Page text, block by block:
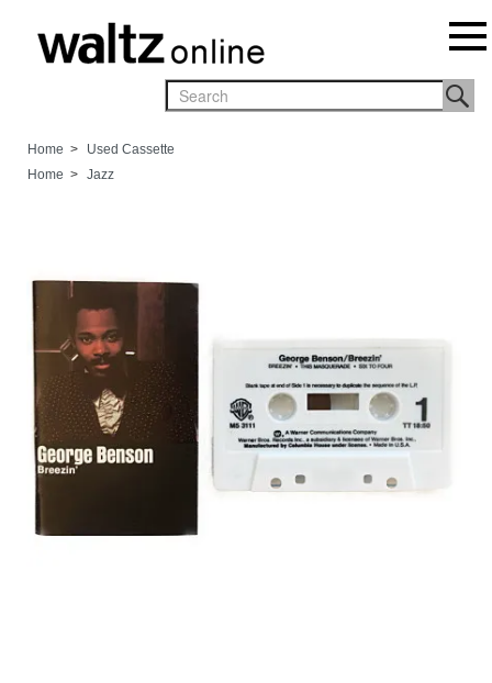
Home >
Used Cassette
Home > Jazz